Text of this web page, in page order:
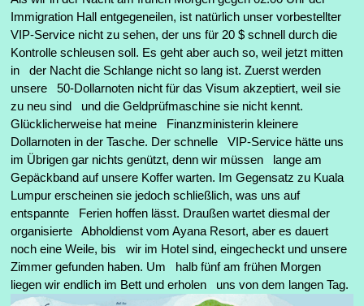
Immigration Hall entgegeneilen, ist natürlich unser vorbestellter
VIP-Service nicht zu sehen, der uns für 20 $ schnell durch die
Kontrolle schleusen soll. Es geht aber auch so, weil jetzt mitten
in der Nacht die Schlange nicht so lang ist. Zuerst werden
unsere 50-Dollarnoten nicht für das Visum akzeptiert, weil sie
zu neu sind und die Geldprüfmaschine sie nicht kennt.
Glücklicherweise hat meine Finanzministerin kleinere
Dollarnoten in der Tasche. Der schnelle VIP-Service hätte uns
im Übrigen gar nichts genützt, denn wir müssen lange am
Gepäckband auf unsere Koffer warten. Im Gegensatz zu Kuala
Lumpur erscheinen sie jedoch schließlich, was uns auf
entspannte Ferien hoffen lässt. Draußen wartet diesmal der
organisierte Abholdienst vom Ayana Resort, aber es dauert
noch eine Weile, bis wir im Hotel sind, eingecheckt und unsere
Zimmer gefunden haben. Um halb fünf am frühen Morgen
liegen wir endlich im Bett und erholen uns von dem langen Tag.